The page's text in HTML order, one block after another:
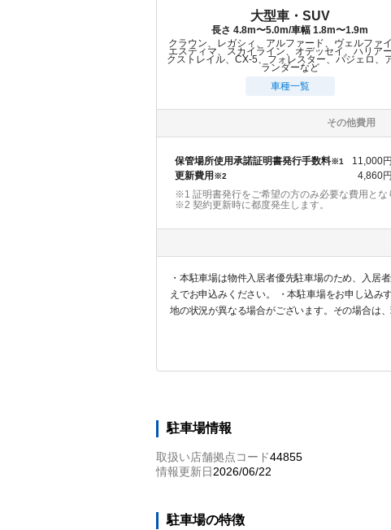
大型車・SUV
長さ 4.8m〜5.0m/車幅 1.8m〜1.9m
クラウン、レガシィ、アルファード、ヴェルファイ
エスティマ、スカイライン、オデッセイ、ハリア
クストレイル、CX-5、フォレスター、パジェロ、
ランダーなど
車種一覧
その他費用
保管場所使用承諾証明書発行手数料※1 11,000
更新費用※2 4,860
※1 証明書発行をご希望の方のみ必要な費用とな
※2 契約更新時に都度発生します。
・本駐車場は物件入居者優先駐車場のため、入居
えでお申込みください。 ・本駐車場をお申し込
地の状況が異なる場合がございます。その場合は
駐車場情報
取扱い店舗拠点コード44855
情報更新日2026/06/22
駐車場の特徴